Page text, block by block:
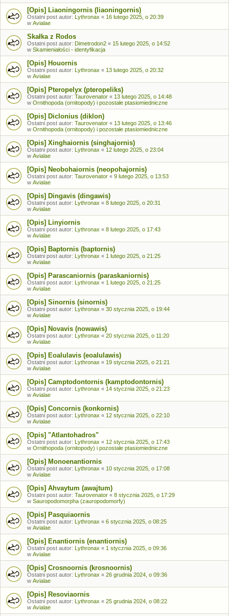
[Opis] Liaoningornis (liaoningornis)
Ostatni post autor: Lythronax « 16 lutego 2025, o 20:39
w Avialae
Skałka z Rodos
Ostatni post autor: Dimetrodon2 « 15 lutego 2025, o 14:52
w Skamieniałości - identyfikacja
[Opis] Houornis
Ostatni post autor: Lythronax « 13 lutego 2025, o 20:32
w Avialae
[Opis] Pteropelyx (pteropeliks)
Ostatni post autor: Taurovenator « 13 lutego 2025, o 14:48
w Ornithopoda (ornitopody) i pozostałe ptasiomiedniczne
[Opis] Diclonius (diklon)
Ostatni post autor: Taurovenator « 13 lutego 2025, o 13:46
w Ornithopoda (ornitopody) i pozostałe ptasiomiedniczne
[Opis] Xinghaiornis (singhajornis)
Ostatni post autor: Lythronax « 12 lutego 2025, o 23:04
w Avialae
[Opis] Neobohaiornis (neopohajornis)
Ostatni post autor: Taurovenator « 9 lutego 2025, o 13:53
w Avialae
[Opis] Dingavis (dingawis)
Ostatni post autor: Lythronax « 8 lutego 2025, o 20:31
w Avialae
[Opis] Linyiornis
Ostatni post autor: Lythronax « 8 lutego 2025, o 17:43
w Avialae
[Opis] Baptornis (baptornis)
Ostatni post autor: Lythronax « 1 lutego 2025, o 21:25
w Avialae
[Opis] Parascaniornis (paraskaniornis)
Ostatni post autor: Lythronax « 1 lutego 2025, o 21:25
w Avialae
[Opis] Sinornis (sinornis)
Ostatni post autor: Lythronax « 30 stycznia 2025, o 19:44
w Avialae
[Opis] Novavis (nowawis)
Ostatni post autor: Lythronax « 20 stycznia 2025, o 11:20
w Avialae
[Opis] Eoalulavis (eoalulawis)
Ostatni post autor: Lythronax « 19 stycznia 2025, o 21:21
w Avialae
[Opis] Camptodontornis (kamptodontornis)
Ostatni post autor: Lythronax « 14 stycznia 2025, o 21:23
w Avialae
[Opis] Concornis (konkornis)
Ostatni post autor: Lythronax « 12 stycznia 2025, o 22:10
w Avialae
[Opis] "Atlantohadros"
Ostatni post autor: Lythronax « 12 stycznia 2025, o 17:43
w Ornithopoda (ornitopody) i pozostałe ptasiomiedniczne
[Opis] Monoenantiornis
Ostatni post autor: Lythronax « 10 stycznia 2025, o 17:08
w Avialae
[Opis] Ahvaytum (awajtum)
Ostatni post autor: Taurovenator « 8 stycznia 2025, o 17:29
w Sauropodomorpha (zauropodomorfy)
[Opis] Pasquiaornis
Ostatni post autor: Lythronax « 6 stycznia 2025, o 08:25
w Avialae
[Opis] Enantiornis (enantiornis)
Ostatni post autor: Lythronax « 1 stycznia 2025, o 09:36
w Avialae
[Opis] Crosnoornis (krosnoornis)
Ostatni post autor: Lythronax « 26 grudnia 2024, o 09:36
w Avialae
[Opis] Resoviaornis
Ostatni post autor: Lythronax « 25 grudnia 2024, o 08:22
w Avialae